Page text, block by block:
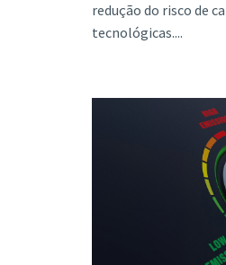
redução do risco de
tecnológicas....